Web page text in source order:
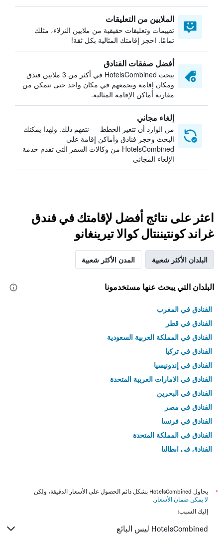
الملايين من التعليقات
تقييمات وتعليقات حقيقية من ملايين النزلاء، مثلك
تمامًا. احجز إقامتك المثالية بكل ثقة!
أفضل صفقات الفنادق
يبحث HotelsCombined في أكثر من 3 ملايين فندق
ومكان إقامة ويجمعهم في مكان واحد حتى تتمكن من
مقارنة أماكن الإقامة المثالية.
إلغاء مجاني
من الوارد أن تتغير الخطط — نتفهم ذلك. ولهذا يمكنك
البحث وحجز فنادق وأماكن إقامة على
HotelsCombined من وكالات السفر التي تقدم خدمة
الإلغاء المجاني
اعثر على نتائج أفضل لإقامتك في فندق
غراند كونتيننتال كوالا تيرينغانو
البلدان الأكثر شعبية المدن الأكثر شعبية
البلدان التي يبحث عنها مستخدمونا
الفنادق في المغرب
الفنادق في قطر
الفنادق في المملكة العربية السعودية
الفنادق في تركيا
الفنادق في إندونيسيا
الفنادق في الامارات العربية المتحدة
الفنادق في البحرين
الفنادق في مصر
الفنادق في فرنسا
الفنادق في المملكة المتحدة
الفنادق في إيطاليا
*
يحاول HotelsCombined بشكل دائم الحصول على الأسعار الدقيقة، ولكن
لا يمكن ضمان الأسعار .
إليك السبب:
HotelsCombined ليس البائع